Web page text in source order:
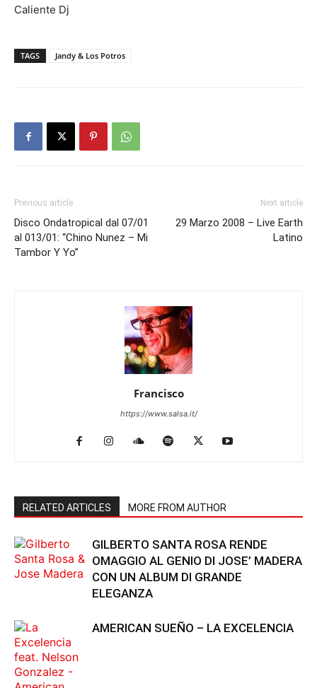
Caliente Dj
TAGS Jandy & Los Potros
Previous article
Disco Ondatropical dal 07/01
al 013/01: “Chino Nunez – Mi
Tambor Y Yo”
Next article
29 Marzo 2008 – Live Earth
Latino
Francisco
https://www.salsa.it/
RELATED ARTICLES MORE FROM AUTHOR
GILBERTO SANTA ROSA RENDE
OMAGGIO AL GENIO DI JOSE’ MADERA
CON UN ALBUM DI GRANDE
ELEGANZA
AMERICAN SUEÑO – LA EXCELENCIA